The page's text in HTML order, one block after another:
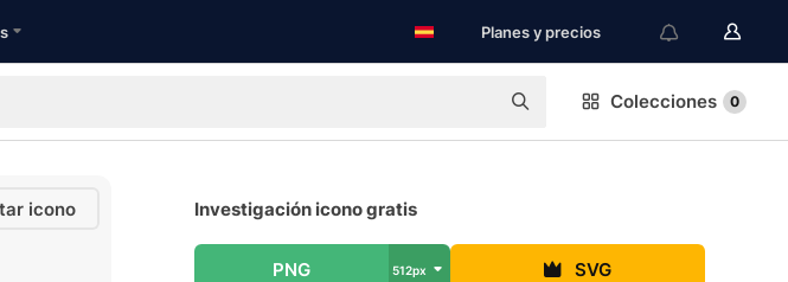
Planes y precios
Colecciones 0
icono Investigación icono gratis
PNG 512px SVG